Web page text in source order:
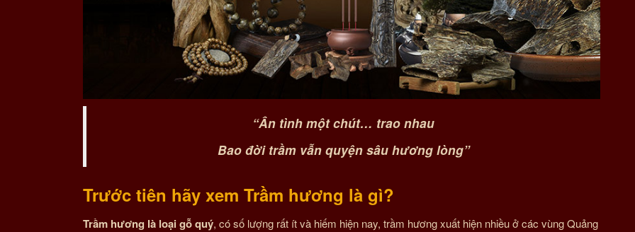
“Ân tình một chút… trao nhau
Bao đời trầm vẫn quyện sâu hương lòng”
Trước tiên hãy xem Trầm hương là gì?
Trầm hương là loại gỗ quý, có số lượng rất ít và hiếm hiện nay, trầm hương xuất hiện nhiều ở các vùng Quảng